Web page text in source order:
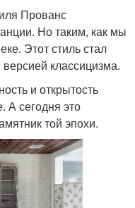
Прованс
Но таким, как мы
Этот стиль стал
классицизма.
и открытость
А сегодня это
той эпохи.